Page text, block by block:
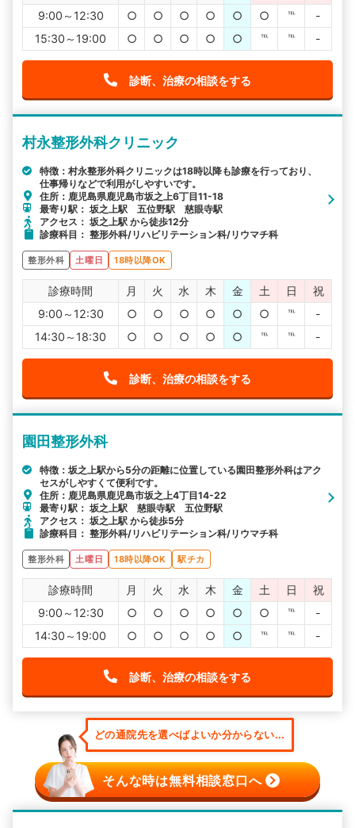
9:00～12:30
○ ○ ○ ○ ○ ○ ℡
-
15:30～19:00
○ ○ ○ ○ ○ ℡ ℡ -
診断、治療の相談をする
村永整形外科クリニック
特徴：村永整形外科クリニックは18時以降も診療を行っており、
仕事帰りなどで利用がしやすいです。
住所：鹿児島県鹿児島市坂之上6丁目11-18
最寄り駅： 坂之上駅 五位野駅 慈眼寺駅
アクセス： 坂之上駅 から徒歩12分
診療科目： 整形外科/リハビリテーション科/リウマチ科
整形外科 土曜日 18時以降OK
診療時間 月 火 水 木 金 土 日
祝
9:00～12:30
○ ○ ○ ○ ○ ○ ℡
-
14:30～18:30
○ ○ ○ ○ ○ ℡ ℡ -
診断、治療の相談をする
園田整形外科
特徴：坂之上駅から5分の距離に位置している園田整形外科はアク
セスがしやすくて便利です。
住所：鹿児島県鹿児島市坂之上4丁目14-22
最寄り駅： 坂之上駅 慈眼寺駅 五位野駅
アクセス： 坂之上駅 から徒歩5分
診療科目： 整形外科/リハビリテーション科/リウマチ科
整形外科 土曜日 18時以降OK 駅チカ
診療時間 月 火 水 木 金 土 日
祝
9:00～12:30
○ ○ ○ ○ ○ ○ ℡
-
14:30～19:00
○ ○ ○ ○ ○ ℡ ℡ -
診断、治療の相談をする
どの通院先を選べばよいか分からない...
そんな時は無料相談窓口へ